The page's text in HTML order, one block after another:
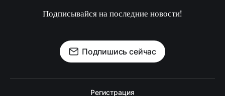
Подписывайся на последние новости!
Подпишись сейчас
Регистрация